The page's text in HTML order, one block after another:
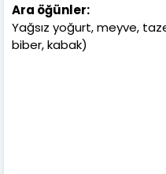
Ara öğünler:
Yağsız yoğurt, meyve,
biber, kabak)